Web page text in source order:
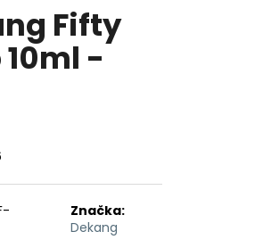
Fifty
-
Značka:
Dekang